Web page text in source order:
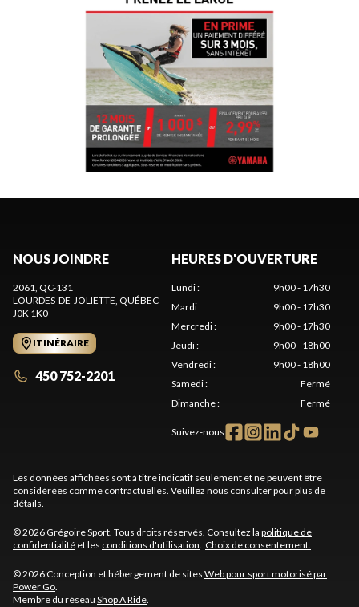
NOUS JOINDRE
2061, QC-131
LOURDES-DE-JOLIETTE, QUÉBEC
J0K 1K0
ITINÉRAIRE
450 752-2201
HEURES D'OUVERTURE
Lundi:
9h00 - 17h30
Mardi:
9h00 - 17h30
Mercredi:
9h00 - 17h30
Jeudi:
9h00 - 18h00
Vendredi:
9h00 - 18h00
Samedi:
Fermé
Dimanche: Fermé
Suivez-nous
Les données affichées sont à titre indicatif seulement et ne peuvent être
considérées comme contractuelles. Veuillez nous consulter pour plus de
détails.
© 2026 Grégoire Sport. Tous droits réservés. Consultez la politique de
confidentialité et les conditions d'utilisation. Choix de consentement.
© 2026 Conception et hébergement de sites Web pour sport motorisé par
Power Go.
Membre du réseau Shop A Ride.